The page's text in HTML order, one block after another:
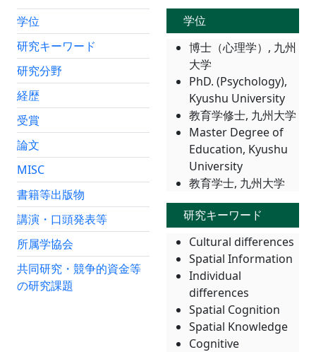
学位
研究キーワード
研究分野
経歴
受賞
論文
MISC
書籍等出版物
講演・口頭発表等
所属学協会
共同研究・競争的資金等
の研究課題
学位
博士（心理学）, 九州
大学
PhD. (Psychology),
Kyushu University
教育学修士, 九州大学
Master Degree of
Education, Kyushu
University
教育学士, 九州大学
研究キーワード
Cultural differences
Spatial Information
Individual
differences
Spatial Cognition
Spatial Knowledge
Cognitive